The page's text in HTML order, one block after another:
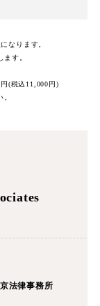
なります。
す。
(税込11,000円)
法律事務所